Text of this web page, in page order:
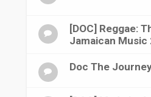
[DOC] Reggae:
Jamaican Music
Doc The